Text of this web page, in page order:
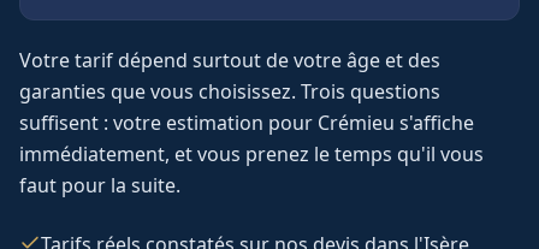
Votre tarif dépend surtout de votre âge et des
garanties que vous choisissez. Trois questions
suffisent : votre estimation pour Crémieu s'affiche
immédiatement, et vous prenez le temps qu'il vous
faut pour la suite.